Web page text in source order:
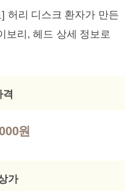
허리 디스크 환자가 만든
보리, 헤드 상세 정보로
격
원
가